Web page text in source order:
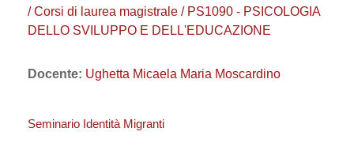
/ Corsi di laurea magistrale / PS1090 - PSICOLOGIA
DELLO SVILUPPO E DELL'EDUCAZIONE
Docente: Ughetta Micaela Maria Moscardino
Seminario Identità Migranti